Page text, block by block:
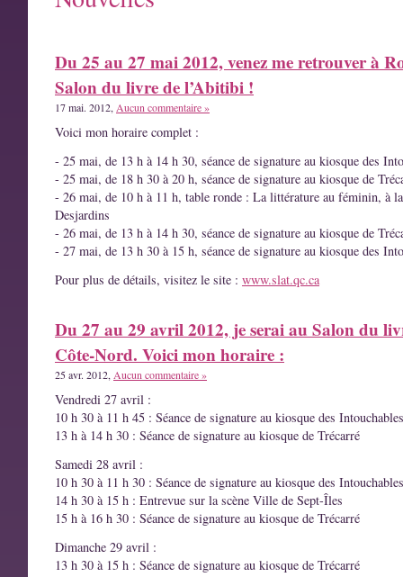
Du 25 au 27 mai 2012, venez me retrouver à
Salon du livre de l’Abitibi !
17 mai. 2012, Aucun commentaire »
Voici mon horaire complet :
- 25 mai, de 13 h à 14 h 30, séance de signature au kiosque des
- 25 mai, de 18 h 30 à 20 h, séance de signature au kiosque de
- 26 mai, de 10 h à 11 h, table ronde : La littérature au féminin, à
Desjardins
- 26 mai, de 13 h à 14 h 30, séance de signature au kiosque de
- 27 mai, de 13 h 30 à 15 h, séance de signature au kiosque des
Pour plus de détails, visitez le site : www.slat.qc.ca
Du 27 au 29 avril 2012, je serai au Salon du
Côte-Nord. Voici mon horaire :
25 avr. 2012, Aucun commentaire »
Vendredi 27 avril :
10 h 30 à 11 h 45 : Séance de signature au kiosque des Intouchables
13 h à 14 h 30 : Séance de signature au kiosque de Trécarré
Samedi 28 avril :
10 h 30 à 11 h 30 : Séance de signature au kiosque des Intouchables
14 h 30 à 15 h : Entrevue sur la scène Ville de Sept-Îles
15 h à 16 h 30 : Séance de signature au kiosque de Trécarré
Dimanche 29 avril :
13 h 30 à 15 h : Séance de signature au kiosque de Trécarré